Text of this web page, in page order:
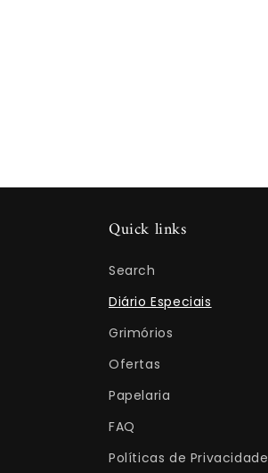
Quick links
Search
Diário Especiais
Grimórios
Ofertas
Papelaria
FAQ
Políticas de Privacidade